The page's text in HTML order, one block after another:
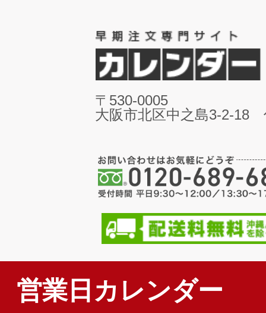
〒530-0005
大阪市北区中之島3-2-18
営業日カレンダー